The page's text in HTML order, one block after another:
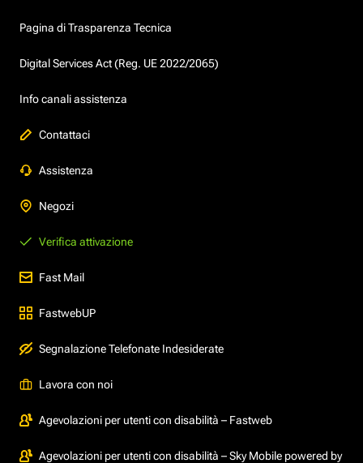
Pagina di Trasparenza Tecnica
Digital Services Act (Reg. UE 2022/2065)
Info canali assistenza
Contattaci
Assistenza
Negozi
Verifica attivazione
Fast Mail
FastwebUP
Segnalazione Telefonate Indesiderate
Lavora con noi
Agevolazioni per utenti con disabilità – Fastweb
Agevolazioni per utenti con disabilità – Sky Mobile powered by